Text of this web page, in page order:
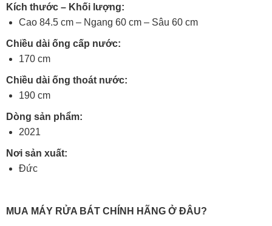
Kích thước – Khối lượng:
Cao 84.5 cm – Ngang 60 cm – Sâu 60 cm
Chiều dài ống cấp nước:
170 cm
Chiều dài ống thoát nước:
190 cm
Dòng sản phẩm:
2021
Nơi sản xuất:
Đức
MUA MÁY RỬA BÁTCHÍNH HÃNG Ở ĐÂU?